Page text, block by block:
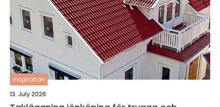
inspiration
13. July 2026